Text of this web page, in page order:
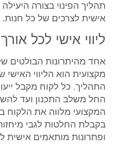
תהליך הפינוי בצורה
אישית לצרכים של כל חנות.
ליווי אישי לכל
אחד מהיתרונות הבולטים
מקצועית הוא הליווי
התהליך. כל לקוח מקבל
החל משלב התכנון ועד
המקצועי מלווה את הלקוח
בקבלת החלטות לגבי
ופתרונות מותאמים אישית